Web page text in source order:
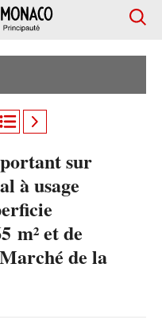
sur
à usage
m² et de
de la